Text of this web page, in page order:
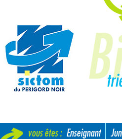
vous êtes : Enseignant